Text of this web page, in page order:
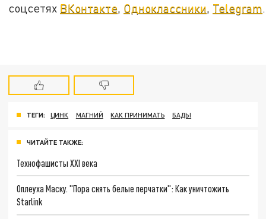
соцсетях ВКонтакте Одноклассники Telegram
ТЕГИ: ЦИНК МАГНИЙ КАК ПРИНИМАТЬ БАДЫ
ЧИТАЙТЕ ТАКЖЕ:
Технофашисты XXI века
Оплеуха Маску. "Пора снять белые перчатки": Как уничтожить
Starlink